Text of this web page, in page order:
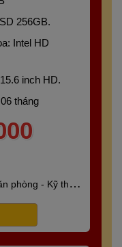
256GB.
Intel HD
inch HD.
tháng
phòng - Kỹ thuật